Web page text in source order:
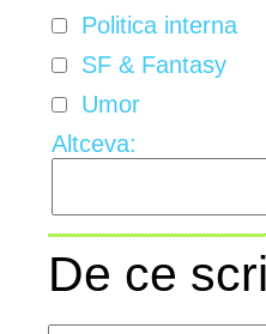
Politica interna
SF & Fantasy
Umor
Altceva:
De ce